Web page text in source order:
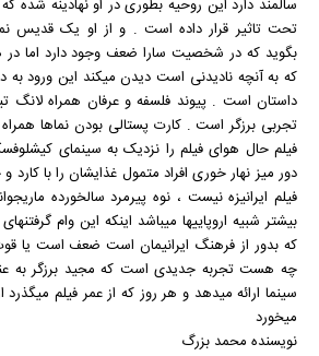
سالمند دارد این روحیه بطوری در او نهادینه
تحت تاثیر قرار داده است . و از او یک قدیس
بگوید که در شخصیت سارا ضعف وجود دارد اما
که به آنچه نادیدنی است دیدن میکند این ورود به
داستان است . پیوند فلسفه و عرفان همراه لانگ
تجربی برزگر است . کارت پستالی بودن نماها
فیلم حال هوای فیلم را نزدیک به سینمای
دور میز نهار خوری افراد متمول غذایشان را با
فیلم ایرانیزه نیست ، نوه پیرمرد سالخورده
بیشتر شبیه اروپاییها میباشد اینکه این وام گرفتنهای
که بدور از فرهنگ ایرانیمان است ضعف است
چه هست تجربه جدیدی است که مجید برزگر به
سینما ارائه میدهد و هر روز که از عمر فیلم
میخورد
نویسنده محمد بزرگ